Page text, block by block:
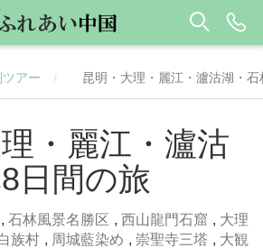
アー / 昆明・大理・麗江・瀘沽湖・
・麗江・瀘沽
日間の旅
, 石林風景名勝区 , 西山龍門石窟 , 大理
族村 , 周城藍染め , 崇聖寺三塔 , 大観